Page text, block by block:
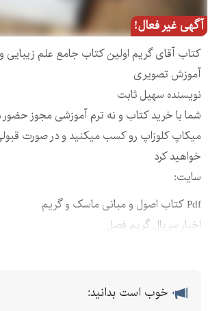
آگهی غیر فعال!
کتاب آقای گریم اولین کتاب جامع علم زیبایی
آموزش تصویری
نویسنده سهیل ثابت
شما با خرید کتاب و نه ترم آموزشی مجوز
میکاپ کلوزاپ رو کسب میکنید و در صورت
خواهید کرد
سایت:
Pdf کتاب اصول و مبانی ماسک و گریم
اخبار سریال گریم فصل
آموزش میکاپ رایگان
خوب است بدانید: